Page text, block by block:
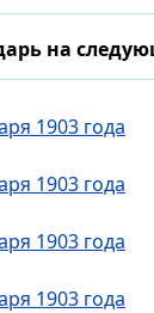
на
1903 года
1903 года
1903 года
1903 года